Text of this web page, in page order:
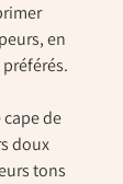
en
de
doux
tons